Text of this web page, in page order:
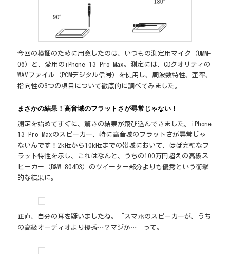
今回の検証のために用意したのは、いつもの測定用マイク（UMM-
06）と、愛用のiPhone 13 Pro Max。測定には、CDクオリティの
WAVファイル（PCMデジタル信号）を使用し、周波数特性、歪率、
指向性の3つの項目について徹底的に調べてみました。
まさかの結果！高音域のフラットさが尋常じゃない！
測定を始めてすぐに、驚きの結果が飛び込んできました。iPhone
13 Pro Maxのスピーカー、特に高音域のフラットさが尋常じゃ
ないんです！2kHzから10kHzまでの帯域において、ほぼ完璧なフ
ラット特性を示し、これはなんと、うちの100万円超えの高級ス
ピーカー（B&W 804D3）のツイーター部分よりも優秀という衝撃
的な結果に。
正直、自分の耳を疑いましたね。「スマホのスピーカーが、うち
の高級オーディオより優秀…？マジか…」って。